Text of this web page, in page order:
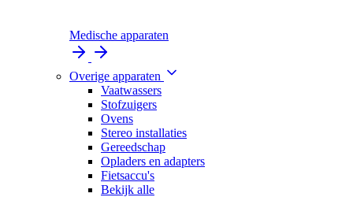
Medische apparaten
Overige apparaten
Vaatwassers
Stofzuigers
Ovens
Stereo installaties
Gereedschap
Opladers en adapters
Fietsaccu's
Bekijk alle